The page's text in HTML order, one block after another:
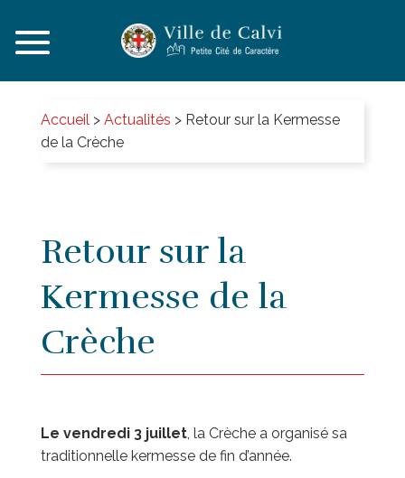
Accueil> Actualités > Retour sur la Kermesse
de la Crèche
Retour sur la
Kermesse de la
Crèche
Le vendredi 3 juillet, la Crèche a organisé sa
traditionnelle kermesse de fin d’année.